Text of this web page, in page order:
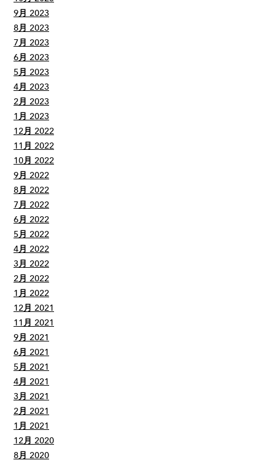
9月 2023
8月 2023
7月 2023
6月 2023
5月 2023
4月 2023
2月 2023
1月 2023
12月 2022
11月 2022
10月 2022
9月 2022
8月 2022
7月 2022
6月 2022
5月 2022
4月 2022
3月 2022
2月 2022
1月 2022
12月 2021
11月 2021
9月 2021
6月 2021
5月 2021
4月 2021
3月 2021
2月 2021
1月 2021
12月 2020
8月 2020